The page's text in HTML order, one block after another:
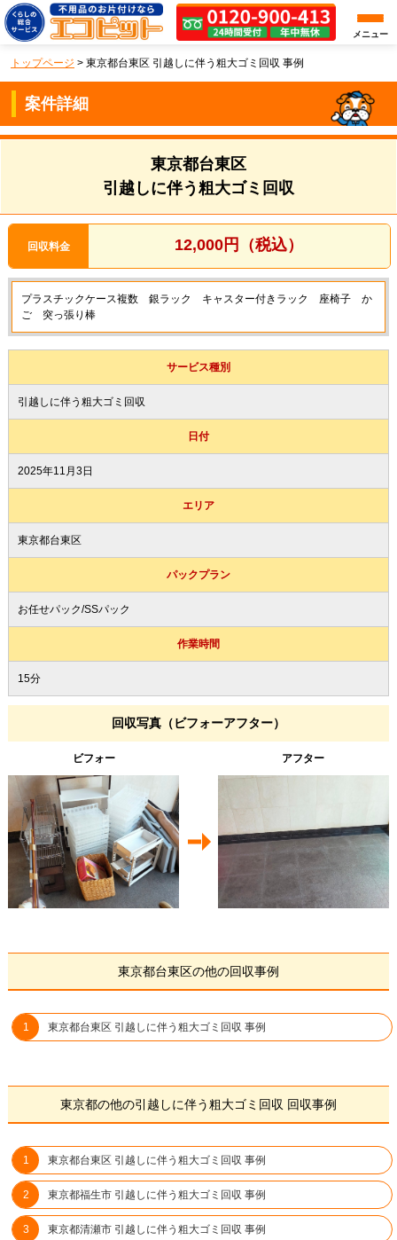
メニュー
トップページ > 東京都台東区 引越しに伴う粗大ゴミ回収 事例
案件詳細
東京都台東区
引越しに伴う粗大ゴミ回収
回収料金 12,000円（税込）
プラスチックケース複数 銀ラック キャスター付きラック 座椅子 か
ご 突っ張り棒
サービス種別
引越しに伴う粗大ゴミ回収
日付
2025年11月3日
エリア
東京都台東区
パックプラン
お任せパック/SSパック
作業時間
15分
回収写真（ビフォーアフター）
ビフォー アフター
東京都台東区の他の回収事例
東京都台東区 引越しに伴う粗大ゴミ回収 事例
東京都の他の引越しに伴う粗大ゴミ回収 回収事例
東京都台東区 引越しに伴う粗大ゴミ回収 事例
東京都福生市 引越しに伴う粗大ゴミ回収 事例
東京都清瀬市 引越しに伴う粗大ゴミ回収 事例